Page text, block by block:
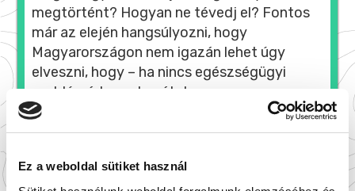
Ez a weboldal sütiket használ
megtörtént? Hogyan ne tévedj el? Fontos
már az elején hangsúlyozni, hogy
Magyarországon nem igazán lehet úgy
elveszni, hogy – ha nincs egészségügyi
problémád, amely gátol a
továbbhaladásban – abból logikus
gondolkodással […]
ÉRDEKEL